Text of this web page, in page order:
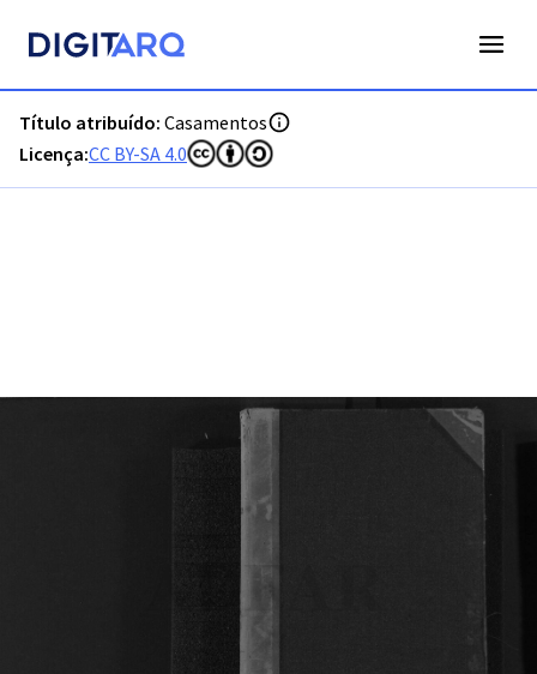
Título atribuído: Casamentos
Licença:CC BY-SA 4.0